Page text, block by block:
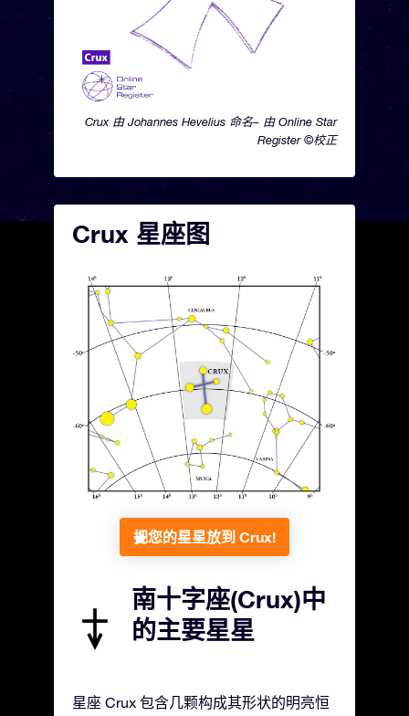
Crux 由 Johannes Hevelius 命名– 由 Online Star
Register ©校正
Crux 星座图
把您的星星放到 Crux!
南十字座(Crux)中
的主要星星
星座 Crux 包含几颗构成其形状的明亮恒